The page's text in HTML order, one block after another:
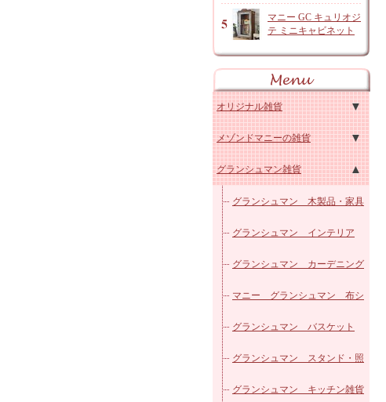
マニー GC キュリオジ
テ ミニキャビネット
オリジナル雑貨
アンジャルダンロゼ
オリジナルコットン雑貨
レースドイリーなど
パッチワークシリーズ
カフェカーテン
ヴィクトリアシリーズ
ローズ柄カットクロス
メゾンドマニーの雑貨
マニー ローズ 陶器キッチン
マニー ローズ 陶器その他
マニー ローズ ホーロー
マニー ローズ ガラス他
マニー エトフモチーフ ロー
ズ
マニー レールデュロココ陶器
マニー レールデュロココホー
ロー
マニー レールデュロココ ガ
グランシュマン雑貨
グランシュマン 木製品・家具
グランシュマン インテリア
グランシュマン カーデニング
雑貨
マニー グランシュマン 布シ
リーズ
グランシュマン バスケット
グランシュマン スタンド・照
明器具
グランシュマン キッチン雑貨